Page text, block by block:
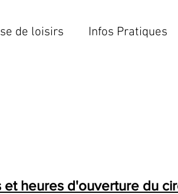
de loisirs Infos Pratiques
et heures d'ouverture du